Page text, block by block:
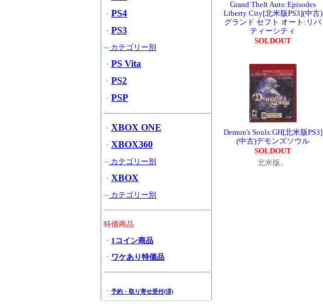
Grand Theft Auto:Episodes
Liberty City[北米版PS3](中古)
グランド セフト オート:リバ
ティーシティ
SOLDOUT
Demon's Souls:GH[北米版PS3]
(中古)デモンズソウル
SOLDOUT
北米版。
・ PS4
・ PS3
─カテゴリー別
・ PS Vita
・ PS2
・ PSP
・ XBOX ONE
・ XBOX360
─カテゴリー別
・ XBOX
─カテゴリー別
特価商品
・ 1コイン商品
・ ワケあり特価品
・ 予約・取り寄せ受付(済)